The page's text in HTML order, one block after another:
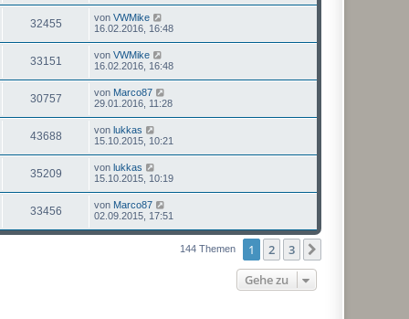
32455 von VWMike
16.02.2016, 16:48
33151 von VWMike
16.02.2016, 16:48
30757 von Marco87
29.01.2016, 11:28
43688 von lukkas
15.10.2015, 10:21
35209 von lukkas
15.10.2015, 10:19
33456 von Marco87
02.09.2015, 17:51
144 Themen 1 2 3
Gehe zu